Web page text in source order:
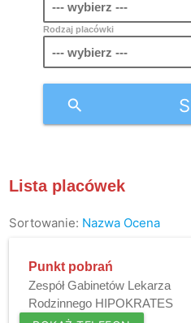
Rodzaj placówki
search
Lista placówek
Sortowanie: Nazwa Ocena
Punkt pobrań
Zespół Gabinetów Lekarza
Rodzinnego HIPOKRATES